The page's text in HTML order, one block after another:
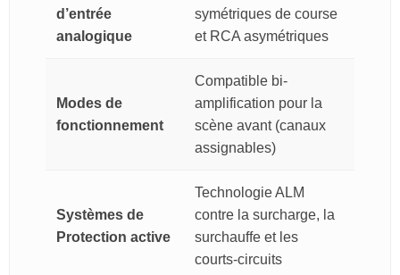
d’entrée
analogique
symétriques de course
et RCA asymétriques
Modes de
fonctionnement
Compatible bi-
amplification pour la
scène avant (canaux
assignables)
Systèmes de
Protection active
Technologie ALM
contre la surcharge, la
surchauffe et les
courts-circuits